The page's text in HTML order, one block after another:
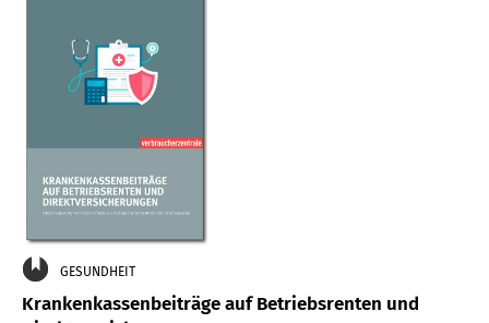
GESUNDHEIT
Krankenkassenbeiträge auf Betriebsrenten und